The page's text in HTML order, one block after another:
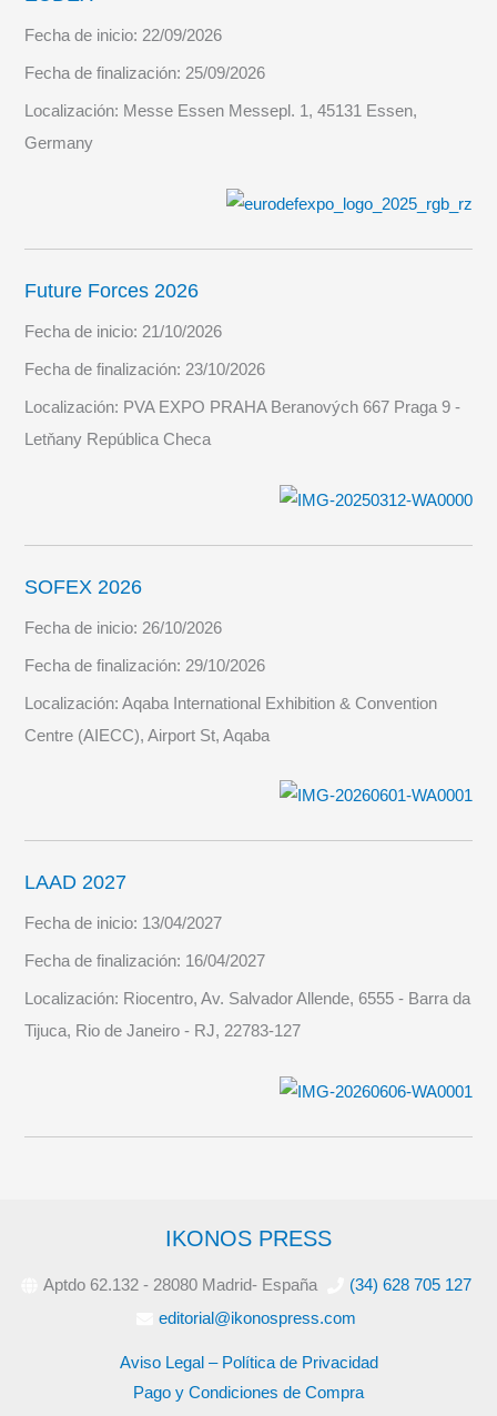
Fecha de inicio:22/09/2026
Fecha de finalización:25/09/2026
Localización: Messe Essen Messepl. 1, 45131 Essen,
Germany
Future Forces 2026
Fecha de inicio: 21/10/2026
Fecha de finalización: 23/10/2026
Localización: PVA EXPO PRAHA Beranových 667 Praga 9 -
Letňany República Checa
SOFEX 2026
Fecha de inicio: 26/10/2026
Fecha de finalización: 29/10/2026
Localización:Aqaba International Exhibition & Convention
Centre (AIECC), Airport St, Aqaba
LAAD 2027
Fecha de inicio: 13/04/2027
Fecha de finalización: 16/04/2027
Localización: Riocentro, Av. Salvador Allende, 6555 - Barra da
Tijuca, Rio de Janeiro - RJ, 22783-127
IKONOS PRESS
Aptdo 62.132 - 28080 Madrid- España
(34) 628 705 127
editorial@ikonospress.com
Aviso Legal – Política de Privacidad
Pago y Condiciones de Compra